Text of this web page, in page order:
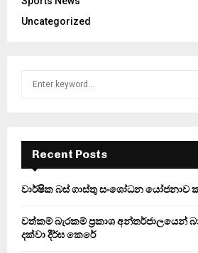
Uncategorized
f
r
Recent Posts
වාර්ෂික බස් ගාස්තු සංශෝධන යෝජනාව
වත්කම් බැරකම් ප්‍රකාශ අන්තර්ජාලයෙන්
දක්වා දීර්ඝ කෙරේ